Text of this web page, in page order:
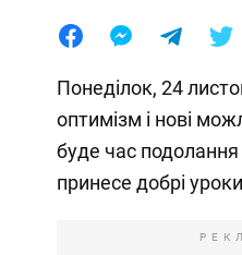
Понеділок, 24
оптимізм і нові
буде час подолання
принесе добрі